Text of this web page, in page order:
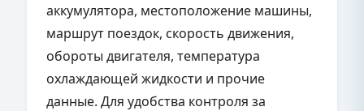
аккумулятора, местоположение машины,
маршрут поездок, скорость движения,
обороты двигателя, температура
охлаждающей жидкости и прочие
данные. Для удобства контроля за